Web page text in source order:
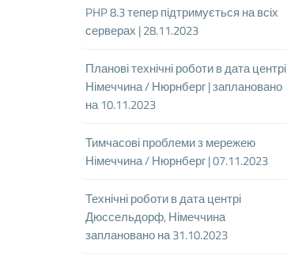
PHP 8.3 тепер підтримується на всіх
серверах | 28.11.2023
Планові технічні роботи в дата центрі
Німеччина / Нюрнберг | заплановано
на 10.11.2023
Тимчасові проблеми з мережею
Німеччина / Нюрнберг | 07.11.2023
Технічні роботи в дата центрі
Дюссельдорф, Німеччина
заплановано на 31.10.2023